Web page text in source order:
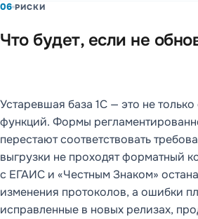
06 РИСКИ
Что будет, если не
Устаревшая база 1С — это не
функций. Формы
перестают соответствовать
выгрузки не проходят форматный
с ЕГАИС и «Честным Знаком»
изменения протоколов, а ошибки
исправленные в новых релизах,